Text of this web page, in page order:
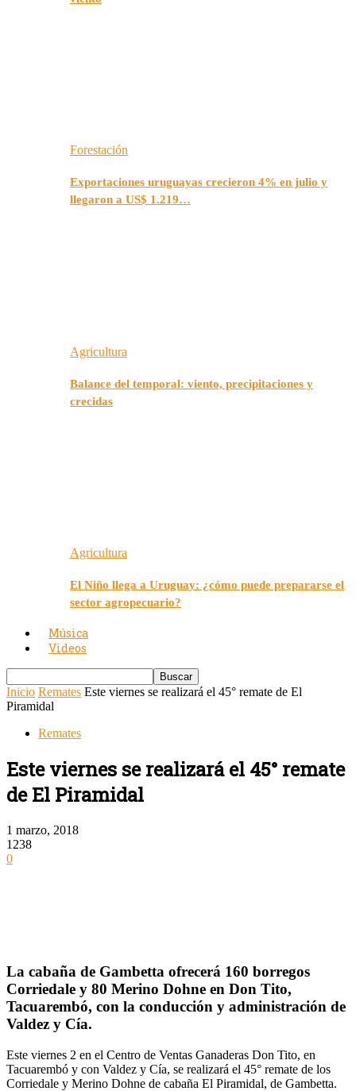
Forestación
Exportaciones uruguayas crecieron 4% en julio y
llegaron a US$ 1.219…
Agricultura
Balance del temporal: viento, precipitaciones y
crecidas
Agricultura
El Niño llega a Uruguay: ¿cómo puede prepararse el
sector agropecuario?
Música
Videos
Inicio Remates Este viernes se realizará el 45° remate de El
Piramidal
Remates
Este viernes se realizará el 45° remate
de El Piramidal
1 marzo, 2018
1238
0
La cabaña de Gambetta ofrecerá 160 borregos
Corriedale y 80 Merino Dohne en Don Tito,
Tacuarembó, con la conducción y administración de
Valdez y Cía.
Este viernes 2 en el Centro de Ventas Ganaderas Don Tito, en
Tacuarembó y con Valdez y Cía, se realizará el 45° remate de los
Corriedale y Merino Dohne de cabaña El Piramidal, de Gambetta.